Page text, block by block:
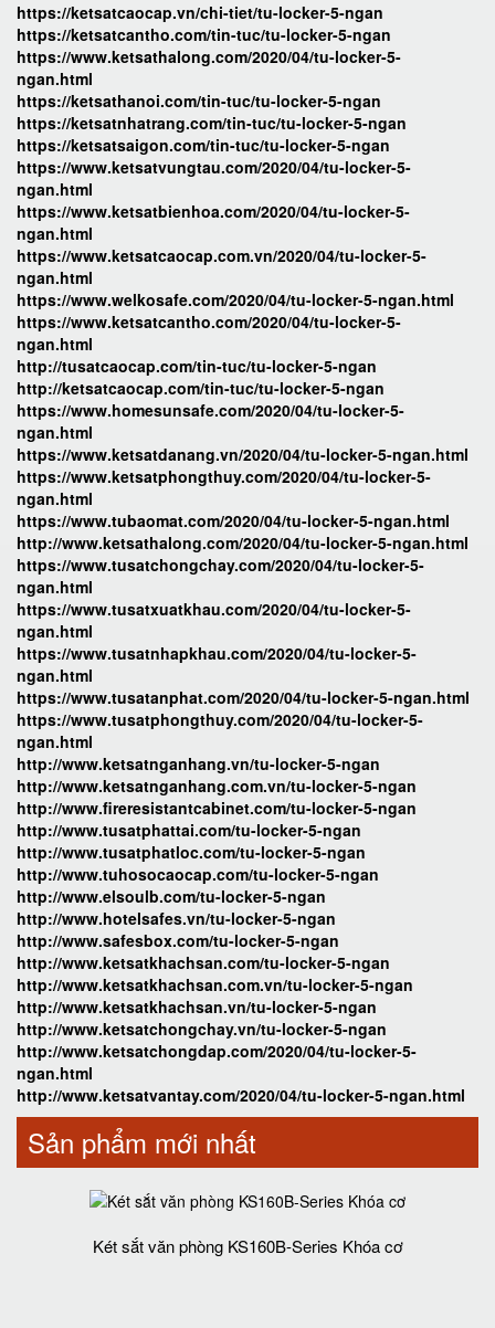
https://ketsatcaocap.vn/chi-tiet/tu-locker-5-ngan
https://ketsatcantho.com/tin-tuc/tu-locker-5-ngan
https://www.ketsathalong.com/2020/04/tu-locker-5-
ngan.html
https://ketsathanoi.com/tin-tuc/tu-locker-5-ngan
https://ketsatnhatrang.com/tin-tuc/tu-locker-5-ngan
https://ketsatsaigon.com/tin-tuc/tu-locker-5-ngan
https://www.ketsatvungtau.com/2020/04/tu-locker-5-
ngan.html
https://www.ketsatbienhoa.com/2020/04/tu-locker-5-
ngan.html
https://www.ketsatcaocap.com.vn/2020/04/tu-locker-5-
ngan.html
https://www.welkosafe.com/2020/04/tu-locker-5-ngan.html
https://www.ketsatcantho.com/2020/04/tu-locker-5-
ngan.html
http://tusatcaocap.com/tin-tuc/tu-locker-5-ngan
http://ketsatcaocap.com/tin-tuc/tu-locker-5-ngan
https://www.homesunsafe.com/2020/04/tu-locker-5-
ngan.html
https://www.ketsatdanang.vn/2020/04/tu-locker-5-ngan.html
https://www.ketsatphongthuy.com/2020/04/tu-locker-5-
ngan.html
https://www.tubaomat.com/2020/04/tu-locker-5-ngan.html
http://www.ketsathalong.com/2020/04/tu-locker-5-ngan.html
https://www.tusatchongchay.com/2020/04/tu-locker-5-
ngan.html
https://www.tusatxuatkhau.com/2020/04/tu-locker-5-
ngan.html
https://www.tusatnhapkhau.com/2020/04/tu-locker-5-
ngan.html
https://www.tusatanphat.com/2020/04/tu-locker-5-ngan.html
https://www.tusatphongthuy.com/2020/04/tu-locker-5-
ngan.html
http://www.ketsatnganhang.vn/tu-locker-5-ngan
http://www.ketsatnganhang.com.vn/tu-locker-5-ngan
http://www.fireresistantcabinet.com/tu-locker-5-ngan
http://www.tusatphattai.com/tu-locker-5-ngan
http://www.tusatphatloc.com/tu-locker-5-ngan
http://www.tuhosocaocap.com/tu-locker-5-ngan
http://www.elsoulb.com/tu-locker-5-ngan
http://www.hotelsafes.vn/tu-locker-5-ngan
http://www.safesbox.com/tu-locker-5-ngan
http://www.ketsatkhachsan.com/tu-locker-5-ngan
http://www.ketsatkhachsan.com.vn/tu-locker-5-ngan
http://www.ketsatkhachsan.vn/tu-locker-5-ngan
http://www.ketsatchongchay.vn/tu-locker-5-ngan
http://www.ketsatchongdap.com/2020/04/tu-locker-5-
ngan.html
http://www.ketsatvantay.com/2020/04/tu-locker-5-ngan.html
Sản phẩm mới nhất
Két sắt văn phòng KS160B-Series Khóa cơ